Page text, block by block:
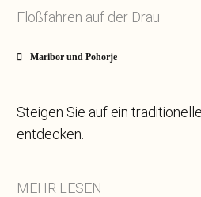
Floßfahren auf der Drau
Maribor und Pohorje
Steigen Sie auf ein
entdecken.
MEHR LESEN